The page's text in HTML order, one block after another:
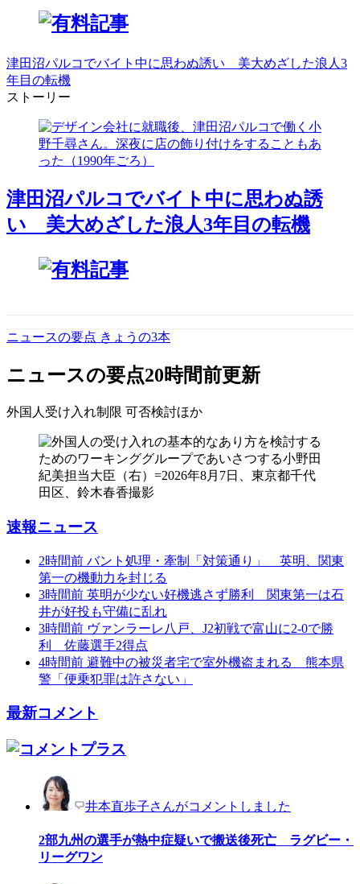
津田沼パルコでバイト中に思わぬ誘い 美大めざした浪人3
年目の転機
ストーリー
津田沼パルコでバイト中に思わぬ誘
い 美大めざした浪人3年目の転機
ニュースの要点 きょうの3本
ニュースの要点20時間前更新
外国人受け入れ制限 可否検討ほか
速報ニュース
2時間前 バント処理・牽制「対策通り」 英明、関東
第一の機動力を封じる
3時間前 英明が少ない好機逃さず勝利 関東第一は石
井が好投も守備に乱れ
3時間前 ヴァンラーレ八戸、J2初戦で富山に2-0で勝
利 佐藤選手2得点
4時間前 避難中の被災者宅で室外機盗まれる 熊本県
警「便乗犯罪は許さない」
最新コメント
井本直歩子さんがコメントしました
2部九州の選手が熱中症疑いで搬送後死亡 ラグビー・
リーグワン